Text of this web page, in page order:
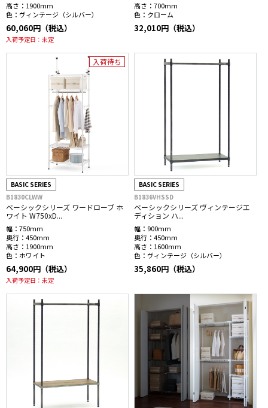
高さ： 1900mm
色： ヴィンテージ（シルバー）
60,060円（税込）
入荷予定日： 未定
高さ： 700mm
色： クローム
32,010円（税込）
入荷待ち
BASIC SERIES
B1830CLWW
ベーシックシリーズ ワードローブ ホ
ワイト W750xD...
幅： 750mm
奥行： 450mm
高さ： 1900mm
色： ホワイト
64,900円（税込）
入荷予定日： 未定
BASIC SERIES
B1836VHSSD
ベーシックシリーズ ヴィンテージエ
ディション ハ...
幅： 900mm
奥行： 450mm
高さ： 1600mm
色： ヴィンテージ（シルバー）
35,860円（税込）